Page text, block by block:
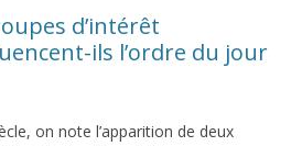
d’intérêt
ils l’ordre du jour
on note l’apparition de deux